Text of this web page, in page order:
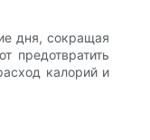
дня, сокращая
предотвратить
калорий и